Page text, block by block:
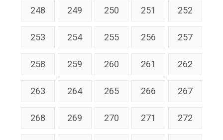
248 249 250 251 252
253 254 255 256 257
258 259 260 261 262
263 264 265 266 267
268 269 270 271 272